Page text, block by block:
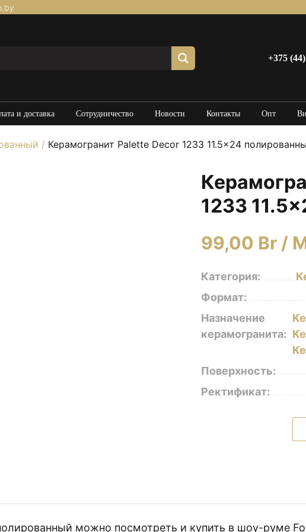
+375
и доставка Сотрудничество Новости Контакты Опт
/ Керамогранит Palette Decor 1233 11.5×24
1233
99,00 Br /
Категория:
Формат:
Назначение
керамогранита:
Поверхность:
Ректификат:
можно посмотреть и купить в шоу-руме